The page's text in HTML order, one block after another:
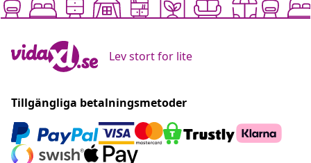
Lev stort for lite
Tillgängliga betalningsmetoder